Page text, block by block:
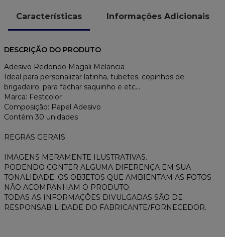
Características Informações Adicionais
DESCRIÇÃO DO PRODUTO
Adesivo Redondo Magali Melancia
Ideal para personalizar latinha, tubetes, copinhos de
brigadeiro, para fechar saquinho e etc...
Marca: Festcolor
Composição: Papel Adesivo
Contém 30 unidades
REGRAS GERAIS
IMAGENS MERAMENTE ILUSTRATIVAS.
PODENDO CONTER ALGUMA DIFERENÇA EM SUA
TONALIDADE. OS OBJETOS QUE AMBIENTAM AS FOTOS
NÃO ACOMPANHAM O PRODUTO.
TODAS AS INFORMAÇÕES DIVULGADAS SÃO DE
RESPONSABILIDADE DO FABRICANTE/FORNECEDOR.